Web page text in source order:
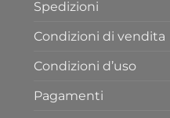
Spedizioni
Condizioni di vendita
Condizioni d’uso
Pagamenti